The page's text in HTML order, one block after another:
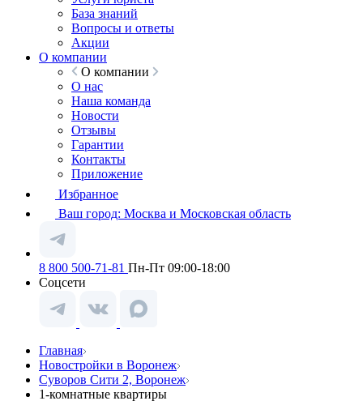
База знаний
Вопросы и ответы
Акции
О компании
О компании
О нас
Наша команда
Новости
Отзывы
Гарантии
Контакты
Приложение
Избранное
Ваш город: Москва и Московская область
8 800 500-71-81 Пн-Пт 09:00-18:00
Соцсети
Главная
Новостройки в Воронеж
Суворов Сити 2, Воронеж
1-комнатные квартиры